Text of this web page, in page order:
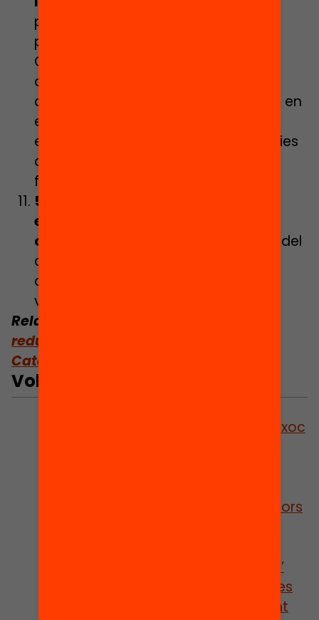
postobligatòria. Cal potenciar la
permeabilitat entre el Batxillerat i els
Cicles Formatius de Grau Mitjà a un
doble nivell, garantir els itineraris de
continuïtat formativa, especialment en
el cas de l’alumnat amb necessitats
educatives, i desenvolupar estratègies
d’hibridació entre batxillerat, cicles
formatius i altres ensenyaments.
5.000 noves places en centres,
escoles i programes de nova
oportunitat
consolidant aquest model
com una opció real al territori que
contempli una creixent oferta amb
vocació professionalitzadora.
Relacionat:
reduir l’abandonament escolar a
Catalunya
Vols saber-ne més?
Abandonament: Una agenda de xoc
Curran i Alejandro Montes, coautors
Radiografia de la situació actual.’
Llegeix l’article amb les 20 mesures
per lluitar contra l’abandonament